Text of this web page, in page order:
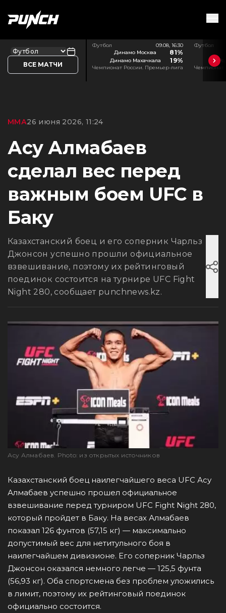
ВСЕ МАТЧИ
Футбол
09.08, 16:30
Динамо Москва
81%
Динамо Махачкала 19%
Чемпионат России. Премьер-лига
Футбол
Чемпионат
ММА26 июня 2026, 11:24
Асу Алмабаев
сделал вес перед
важным боем UFC в
Баку
Казахстанский боец и его соперник Чарльз
Джонсон успешно прошли официальное
взвешивание, поэтому их рейтинговый
поединок состоится на турнире UFC Fight
Night 280, сообщает punchnews.kz.
Асу Алмабаев. Photo: из открытых источников
Казахстанский боец наилегчайшего веса UFC Асу
Алмабаев успешно прошел официальное
взвешивание перед турниром UFC Fight Night 280,
который пройдет в Баку. На весах Алмабаев
показал 126 фунтов (57,15 кг) — максимально
допустимый вес для нетитульного боя в
наилегчайшем дивизионе. Его соперник Чарльз
Джонсон оказался немного легче — 125,5 фунта
(56,93 кг). Оба спортсмена без проблем уложились
в лимит, поэтому их рейтинговый поединок
официально состоится.